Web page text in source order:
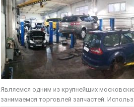
Являемся одним из крупнейших
занимаемся торговлей запчастей.